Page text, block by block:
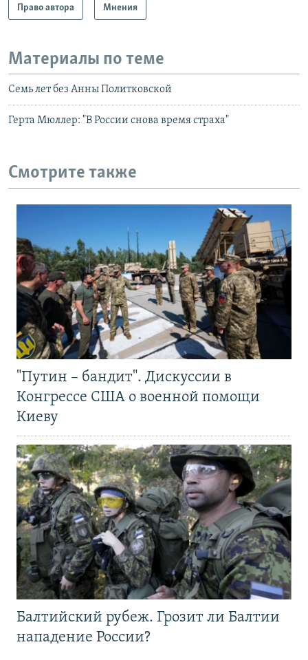
Право автора Мнения
Материалы по теме
Семь лет без Анны Политковской
Герта Мюллер: "В России снова время страха"
Смотрите также
"Путин – бандит". Дискуссии в
Конгрессе США о военной помощи
Киеву
Балтийский рубеж. Грозит ли Балтии
нападение России?